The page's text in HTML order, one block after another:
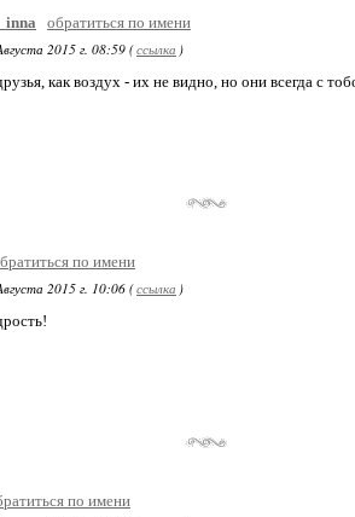
обратиться по имени
2015 г. 08:59 (ссылка )
как воздух - их не видно, но они всегда с
по имени
2015 г. 10:06 (ссылка )
по имени